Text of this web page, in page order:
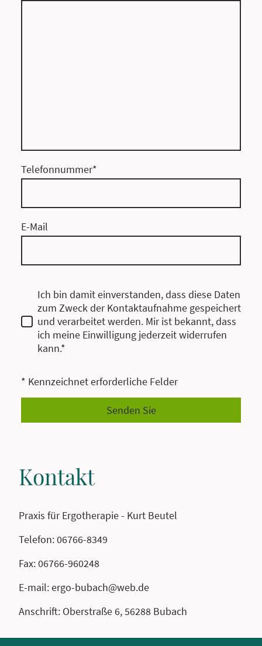
Telefonnummer*
E-Mail
Ich bin damit einverstanden, dass diese Daten
zum Zweck der Kontaktaufnahme gespeichert
und verarbeitet werden. Mir ist bekannt, dass
ich meine Einwilligung jederzeit widerrufen
kann.*
* Kennzeichnet erforderliche Felder
Senden Sie
Kontakt
Praxis für Ergotherapie - Kurt Beutel
Telefon: 06766-8349
Fax: 06766-960248
E-mail: ergo-bubach@web.de
Anschrift: Oberstraße 6, 56288 Bubach